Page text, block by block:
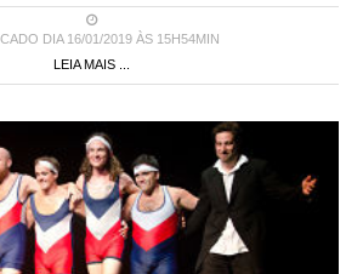
DIA 16/01/2019 ÀS 15H54MIN
LEIA MAIS ...